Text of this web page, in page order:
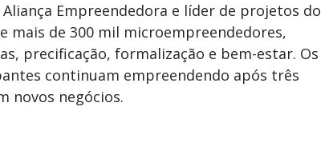
Empreendedora e líder de projetos do
de 300 mil microempreendedores,
precificação, formalização e bem-estar. Os
continuam empreendendo após três
novos negócios.